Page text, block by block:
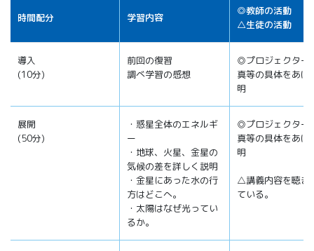
時間配分 学習内容
◎教師の活動
△生徒の活動
導入
(10分)
前回の復習
調べ学習の感想
◎プロジェクター
真等の具体をあげ
明
展開
(50分)
・惑星全体のエネルギ
ー
・地球、火星、金星の
気候の差を詳しく説明
・金星にあった水の行
方はどこへ。
・太陽はなぜ光ってい
るか。
◎プロジェクター
真等の具体をあげ
明
△講義内容を聴き
ている。